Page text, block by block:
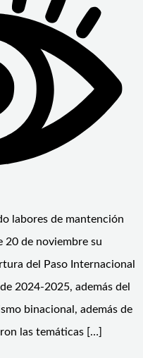
labores de mantención
20 de noviembre su
del Paso Internacional
2024-2025, además del
binacional, además de
las temáticas […]